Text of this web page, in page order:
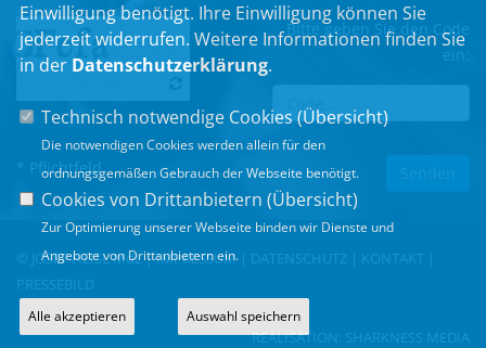
Bitte geben Sie den Code
ein:
* Pflichtfeld
© JOSEF HEISL MdL |IMPRESSUM| DATENSCHUTZ KONTAKT
PRESSEBILD
REALISATION: SHARKNESS MEDIA
Einwilligung benötigt. Ihre Einwilligung können Sie
jederzeit widerrufen. Weitere Informationen finden Sie
in der Datenschutzerklärung.
Technisch notwendige Cookies (Übersicht)
Die notwendigen Cookies werden allein für den
ordnungsgemäßen Gebrauch der Webseite benötigt.
Cookies von Drittanbietern (Übersicht)
Zur Optimierung unserer Webseite binden wir Dienste und
Angebote von Drittanbietern ein.
Alle akzeptieren Auswahl speichern